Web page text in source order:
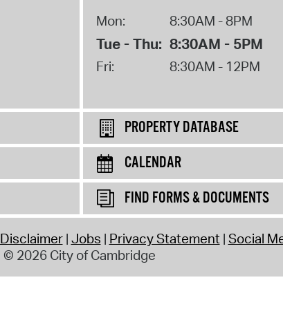
Mon: 8:30AM - 8PM
Tue - Thu: 8:30AM - 5PM
Fri: 8:30AM - 12PM
PROPERTY DATABASE
CALENDAR
FIND FORMS & DOCUMENTS
Disclaimer Jobs Privacy Statement Social
© 2026 City of Cambridge